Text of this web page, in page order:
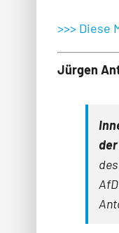
>>> Diese
Jürgen
der